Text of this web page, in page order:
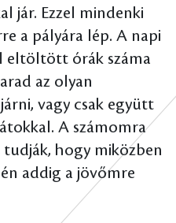
jár. Ezzel mindenki
a pályára lép. A napi
eltöltött órák száma
az olyan
vagy csak együtt
A számomra
hogy miközben
addig a jövőmre